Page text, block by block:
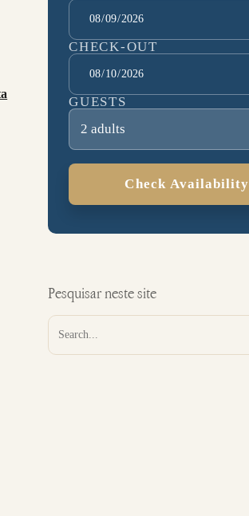
CHECK-OUT
GUESTS
2 adults
Check Availability
Pesquisar neste site